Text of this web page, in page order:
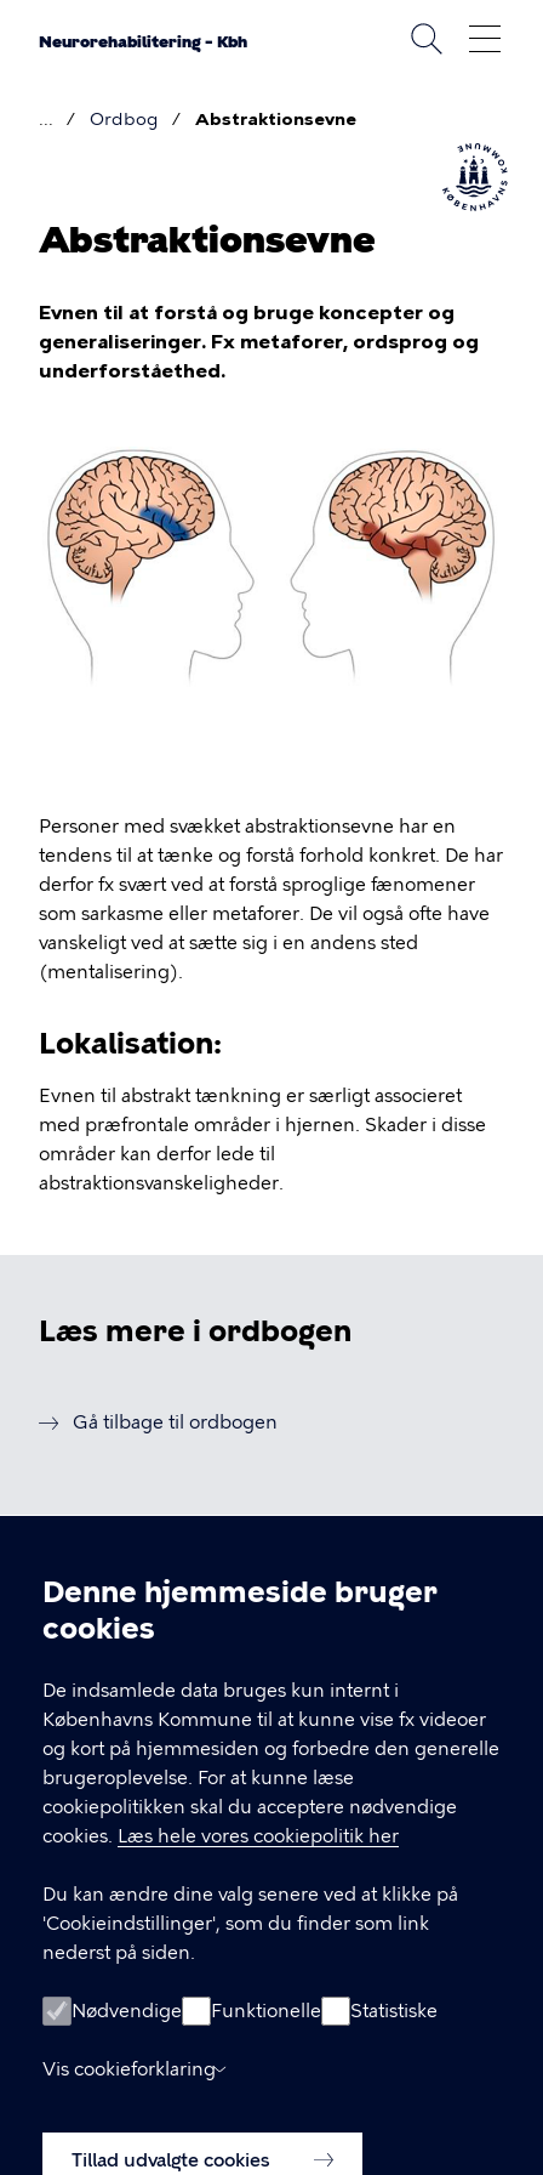
Cookieindstillinger
Denne hjemmeside bruger
cookies
De indsamlede data bruges kun internt i
Københavns Kommune til at kunne vise fx videoer
og kort på hjemmesiden og forbedre den generelle
brugeroplevelse. For at kunne læse
cookiepolitikken skal du acceptere nødvendige
cookies. Læs hele vores cookiepolitik her
Du kan ændre dine valg senere ved at klikke på
'Cookieindstillinger', som du finder som link
nederst på siden.
Nødvendige Funktionelle Statistiske
Vis cookieforklaring
Tillad udvalgte cookies
Neurorehabilitering – Kbh
Ordbog Abstraktionsevne
Abstraktionsevne
Evnen til at forstå og bruge koncepter og
generaliseringer. Fx metaforer, ordsprog og
underforståethed.
Personer med svækket abstraktionsevne har en
tendens til at tænke og forstå forhold konkret. De har
derfor fx svært ved at forstå sproglige fænomener
som sarkasme eller metaforer. De vil også ofte have
vanskeligt ved at sætte sig i en andens sted
(mentalisering).
Lokalisation:
Evnen til abstrakt tænkning er særligt associeret
med præfrontale områder i hjernen. Skader i disse
områder kan derfor lede til
abstraktionsvanskeligheder.
Læs mere i ordbogen
Gå tilbage til ordbogen
Neurorehabilitering – Kbh
KONTAKT
Strandvejen 119
Døgnafdeling og ambulant afdeling
Kontakt os
LINKS
Videnscenter for Neurorehabilitering (vnr.dk)
Tilgængelighedserklæring